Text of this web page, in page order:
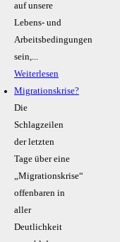
auf unsere
Lebens- und
Arbeitsbedingungen
sein,...
Weiterlesen
Migrationskrise?
Die
Schlagzeilen
der letzten
Tage über eine
„Migrationskrise“
offenbaren in
aller
Deutlichkeit